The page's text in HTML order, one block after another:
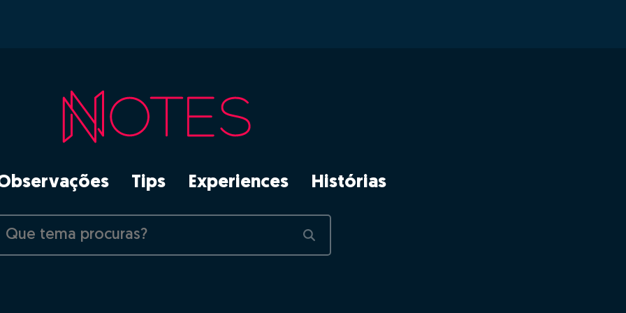
Tips Experiences Histórias